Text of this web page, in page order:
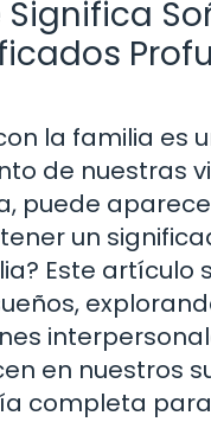
Significa
la familia es
de nuestras
puede
un
Este
en nuestros
completa